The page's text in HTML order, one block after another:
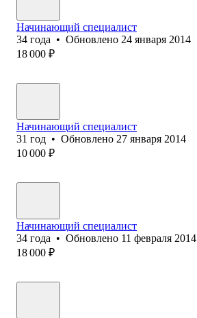
Начинающий специалист
34 года • Обновлено 24 января 2014
18 000 ₽
Начинающий специалист
31 год • Обновлено 27 января 2014
10 000 ₽
Начинающий специалист
34 года • Обновлено 11 февраля 2014
18 000 ₽